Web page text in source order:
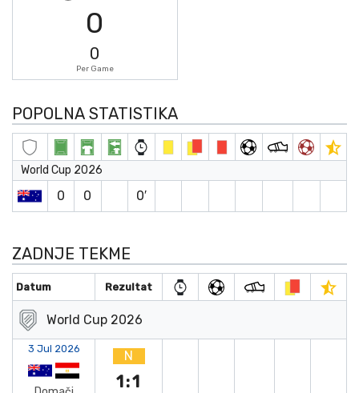
0
0
Per Game
POPOLNA STATISTIKA
World Cup 2026
0 0 0′
ZADNJE TEKME
Datum Rezultat
World Cup 2026
3 Jul 2026 N
1:1